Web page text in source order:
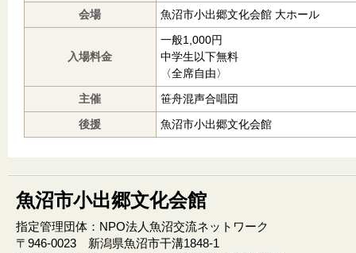
会場
魚沼市小出郷文化会館 大ホール
入場料金
一般1,000円
中学生以下無料
〈全席自由〉
主催
笹舟混声合唱団
後援
魚沼市小出郷文化会館
魚沼市小出郷文化会館
指定管理団体：NPO法人魚沼交流ネットワーク
〒946‐0023 新潟県魚沼市干溝1848‐1